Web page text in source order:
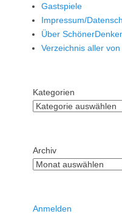
Gastspiele
Impressum/
Über
Verzeichnis aller
Kategorien
Archiv
Anmelden